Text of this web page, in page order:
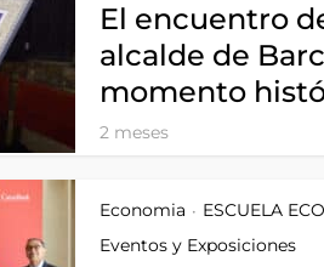
El encuentro
alcalde de
momento
2 meses
Economia • ESCUELA
Eventos y Exposiciones